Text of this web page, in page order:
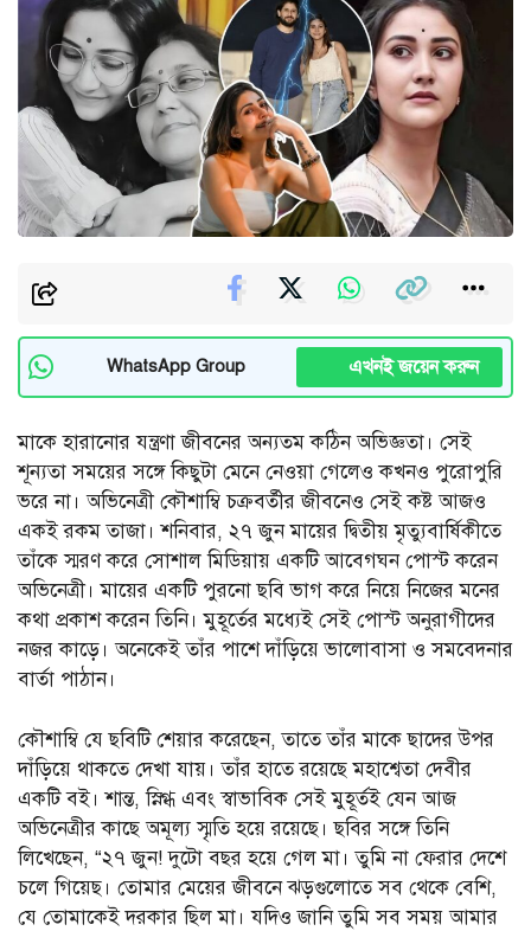
WhatsApp Group এখনই জয়েন করুন
মাকে হারানোর যন্ত্রণা জীবনের অন্যতম কঠিন অভিজ্ঞতা। সেই
শূন্যতা সময়ের সঙ্গে কিছুটা মেনে নেওয়া গেলেও কখনও পুরোপুরি
ভরে না। অভিনেত্রী কৌশাম্বি চক্রবর্তীর জীবনেও সেই কষ্ট আজও
একই রকম তাজা। শনিবার, ২৭ জুন মায়ের দ্বিতীয় মৃত্যুবার্ষিকীতে
তাঁকে স্মরণ করে সোশাল মিডিয়ায় একটি আবেগঘন পোস্ট করেন
অভিনেত্রী। মায়ের একটি পুরনো ছবি ভাগ করে নিয়ে নিজের মনের
কথা প্রকাশ করেন তিনি। মুহূর্তের মধ্যেই সেই পোস্ট অনুরাগীদের
নজর কাড়ে। অনেকেই তাঁর পাশে দাঁড়িয়ে ভালোবাসা ও সমবেদনার
বার্তা পাঠান।
কৌশাম্বি যে ছবিটি শেয়ার করেছেন, তাতে তাঁর মাকে ছাদের উপর
দাঁড়িয়ে থাকতে দেখা যায়। তাঁর হাতে রয়েছে মহাশ্বেতা দেবীর
একটি বই। শান্ত, স্নিগ্ধ এবং স্বাভাবিক সেই মুহূর্তই যেন আজ
অভিনেত্রীর কাছে অমূল্য স্মৃতি হয়ে রয়েছে। ছবির সঙ্গে তিনি
লিখেছেন, “২৭ জুন! দুটো বছর হয়ে গেল মা। তুমি না ফেরার দেশে
চলে গিয়েছ। তোমার মেয়ের জীবনে ঝড়গুলোতে সব থেকে বেশি,
যে তোমাকেই দরকার ছিল মা। যদিও জানি তুমি সব সময় আমার